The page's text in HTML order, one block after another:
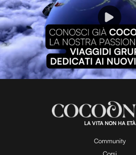
P
l
a
y
U
n
o
8
.
4
6
LA VITA NON HA ETÀ
Community